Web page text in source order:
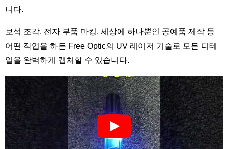
니다.
보석 조각, 전자 부품 마킹, 세상에 하나뿐인 공예품 제작 등
어떤 작업을 하든 Free Optic의 UV 레이저 기술로 모든 디테
일을 완벽하게 캡처할 수 있습니다.